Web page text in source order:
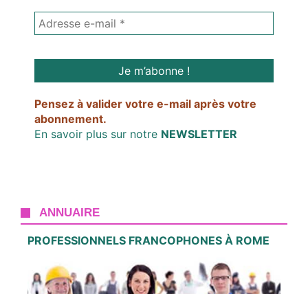
Pensez à valider votre e-mail après votre
abonnement.
En savoir plus sur notre NEWSLETTER
ANNUAIRE
PROFESSIONNELS FRANCOPHONES À ROME